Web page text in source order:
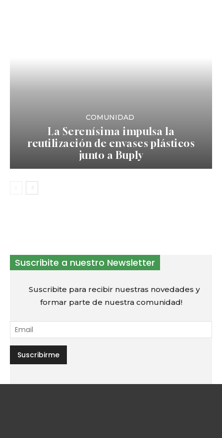
COMUNIDAD
La Serenísima impulsa la
reutilización de envases plásticos
junto a Buply
Suscribite a nuestro Newsletter
Suscribite para recibir nuestras novedades y
formar parte de nuestra comunidad!